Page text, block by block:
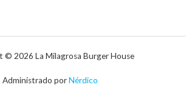
© 2026 La Milagrosa Burger House
Administrado porNérdico